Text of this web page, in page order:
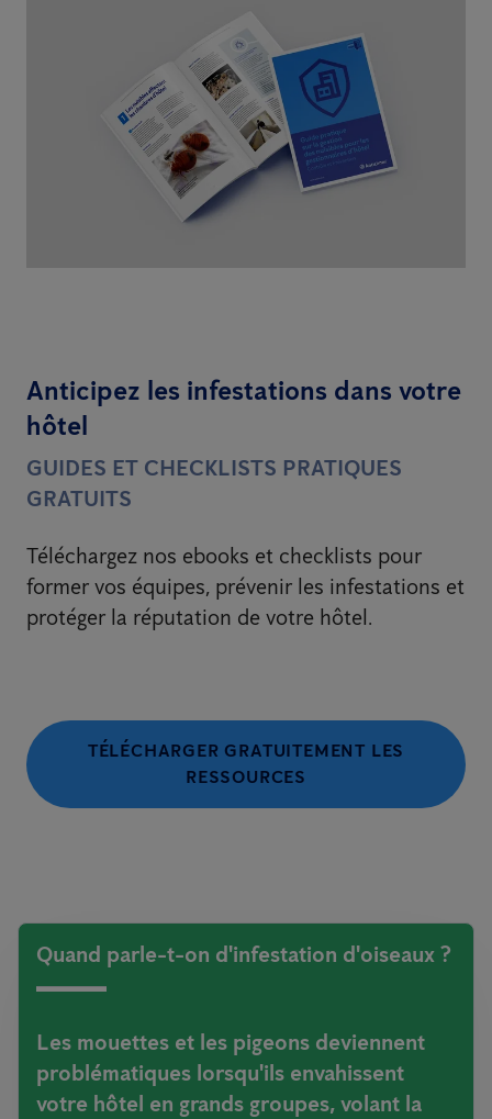
Anticipez les infestations dans votre
hôtel
GUIDES ET CHECKLISTS PRATIQUES
GRATUITS
Téléchargez nos ebooks et checklists pour
former vos équipes, prévenir les infestations et
protéger la réputation de votre hôtel.
TÉLÉCHARGER GRATUITEMENT LES
RESSOURCES
Quand parle-t-on d'infestation d'oiseaux ?
Les mouettes et les pigeons deviennent
problématiques lorsqu'ils envahissent
votre hôtel en grands groupes, volant la